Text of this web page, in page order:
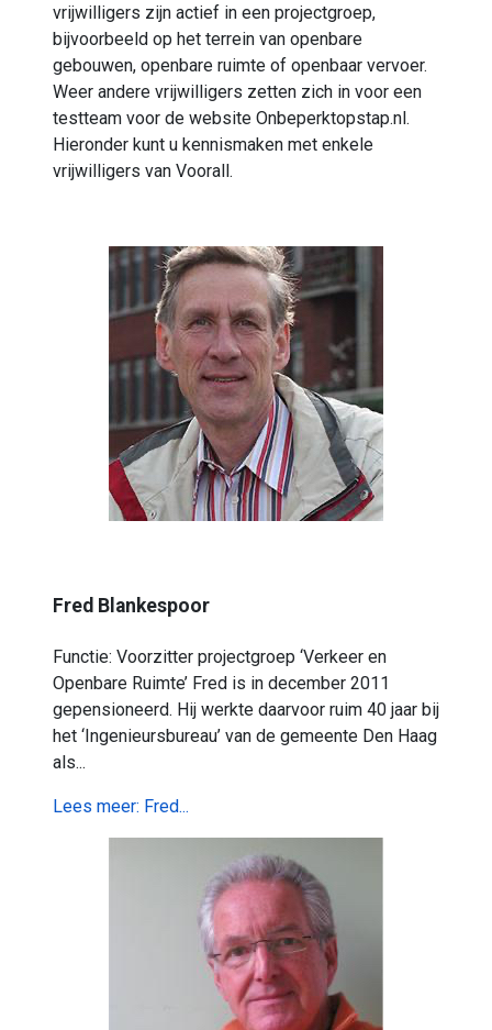
vrijwilligers zijn actief in een projectgroep,
bijvoorbeeld op het terrein van openbare
gebouwen, openbare ruimte of openbaar vervoer.
Weer andere vrijwilligers zetten zich in voor een
testteam voor de website Onbeperktopstap.nl.
Hieronder kunt u kennismaken met enkele
vrijwilligers van Voorall.
Fred Blankespoor
Functie: Voorzitter projectgroep ‘Verkeer en
Openbare Ruimte’ Fred is in december 2011
gepensioneerd. Hij werkte daarvoor ruim 40 jaar bij
het ‘Ingenieursbureau’ van de gemeente Den Haag
als...
Lees meer: Fred...